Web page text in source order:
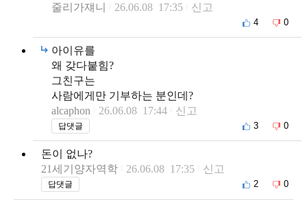
줄리가쟤니
26.06.08 17:35 신고
4 0
아이유를
왜 갖다붙힘?
그친구는
사람에게만 기부하는 분인데?
alcaphon
26.06.08 17:44 신고
답댓글 3 0
돈이 없나?
21세기양자역학
26.06.08 17:35 신고
답댓글 2 0